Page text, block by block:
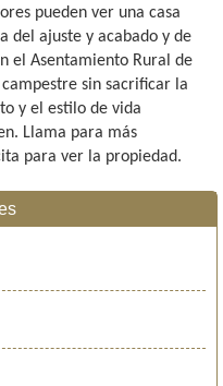
pueden ver una casa
del ajuste y acabado y de
el Asentamiento Rural de
sin sacrificar la
y el estilo de vida
Llama para más
para ver la propiedad.